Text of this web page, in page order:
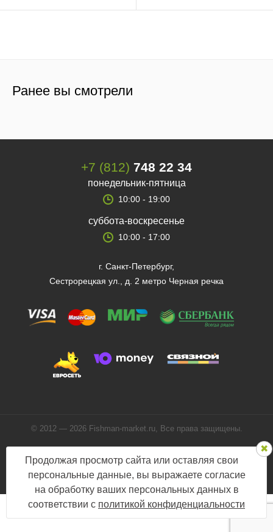
Ранее вы смотрели
+7 (812) 748 22 34
понедельник-пятница
10:00 - 19:00
суббота-воскресенье
10:00 - 17:00
г. Санкт-Петербург,
Сестрорецкая ул., д. 2 метро Черная речка
© 2012 — 2026 Fishman-market.ru, Все права защищены.
Мы в соцсетях:
Продолжая просмотр сайта или оставляя свои
персональные данные, вы выражаете согласие
на обработку ваших персональных данных в
соответствии с политикой конфиденциальности